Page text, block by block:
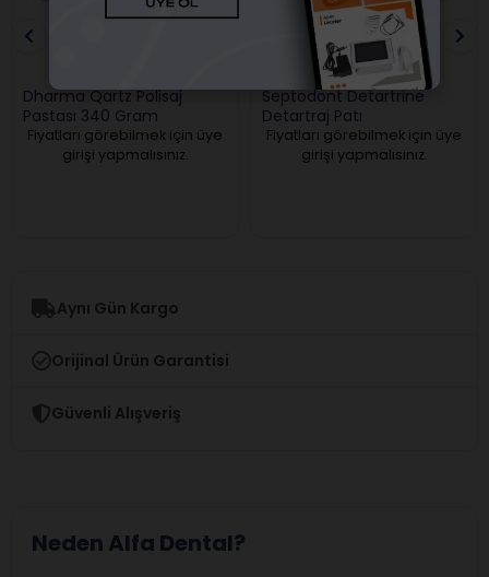
Dharma Qartz Polisaj
Pastası 340 Gram
Fiyatları görebilmek için üye
girişi yapmalısınız.
Septodont Detartrine
Detartraj Patı
Fiyatları görebilmek için üye
girişi yapmalısınız.
Aynı Gün Kargo
Orijinal Ürün Garantisi
Güvenli Alışveriş
Neden Alfa Dental?